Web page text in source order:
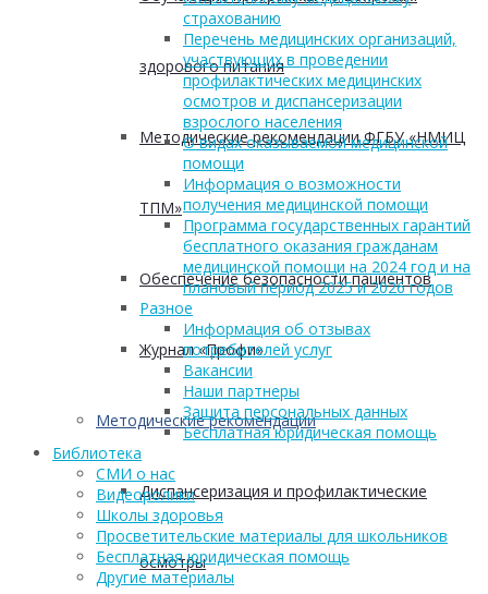
здорового питания
Методические рекомендации ФГБУ «НМИЦ
ТПМ»
Обеспечение безопасности пациентов
Журнал «Профи»
Методические рекомендации
Диспансеризация и профилактические
осмотры
страхованию
Перечень медицинских организаций,
участвующих в проведении
профилактических медицинских
осмотров и диспансеризации
взрослого населения
О видах оказываемой медицинской
помощи
Информация о возможности
получения медицинской помощи
Программа государственных гарантий
бесплатного оказания гражданам
медицинской помощи на 2024 год и на
плановый период 2025 и 2026 годов
Разное
Информация об отзывах
потребителей услуг
Вакансии
Наши партнеры
Защита персональных данных
Бесплатная юридическая помощь
Библиотека
СМИ о нас
Видеоролики
Школы здоровья
Просветительские материалы для школьников
Бесплатная юридическая помощь
Другие материалы